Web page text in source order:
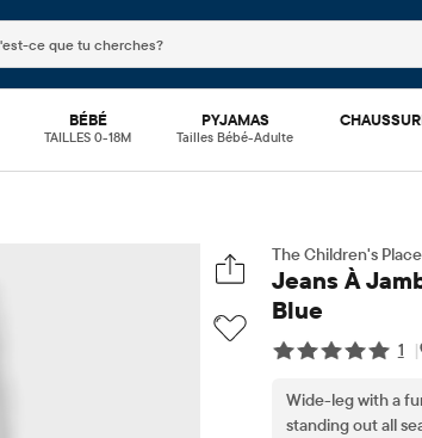
BÉBÉ
TAILLES 0-18M
PYJAMAS
Tailles Bébé-Adulte
The Children's
Jeans À
Blue
1 |
Wide-leg with a
standing out all